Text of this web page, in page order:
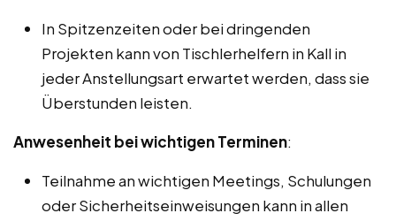
In Spitzenzeiten oder bei dringenden
Projekten kann von Tischlerhelfern in Kall in
jeder Anstellungsart erwartet werden, dass sie
Überstunden leisten.
Anwesenheit bei wichtigen Terminen:
Teilnahme an wichtigen Meetings, Schulungen
oder Sicherheitseinweisungen kann in allen